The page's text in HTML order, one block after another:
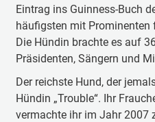
Eintrag ins Guinness-Buch
häufigsten mit Prominenten
Die Hündin brachte es auf
Präsidenten, Sängern und
Der reichste Hund, der
Hündin „Trouble“. Ihr
vermachte ihr im Jahr 2007